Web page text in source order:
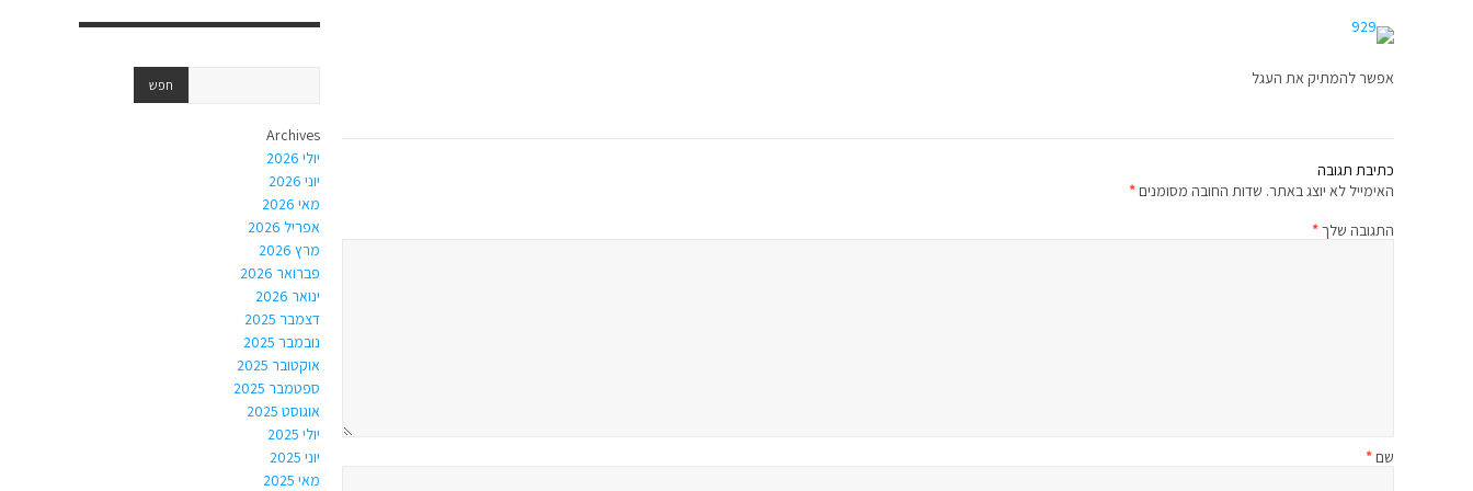
אפשר להמתיק את העגל
כתיבת תגובה
האימייל לא יוצג באתר. שדות החובה מסומנים*
התגובה שלך*
שם*
Archives
יולי 2026
יוני 2026
מאי 2026
אפריל 2026
מרץ 2026
פברואר 2026
ינואר 2026
דצמבר 2025
נובמבר 2025
אוקטובר 2025
ספטמבר 2025
אוגוסט 2025
יולי 2025
יוני 2025
מאי 2025